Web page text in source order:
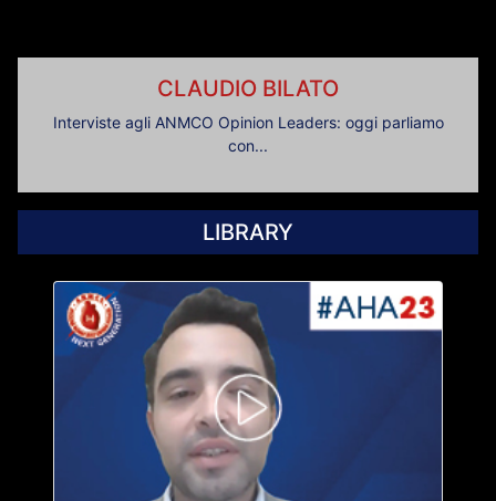
CLAUDIO BILATO
Interviste agli ANMCO Opinion Leaders: oggi parliamo
con...
LIBRARY